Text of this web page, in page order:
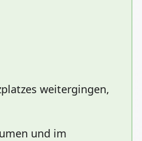
weitergingen,
und im